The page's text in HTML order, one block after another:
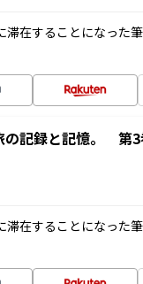
滞在することになった
の記録と記憶。 第
滞在することになった